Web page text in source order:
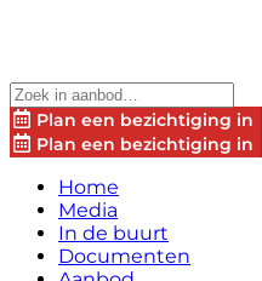
Plan een bezichtiging in
Plan een bezichtiging in
Home
Media
In de buurt
Documenten